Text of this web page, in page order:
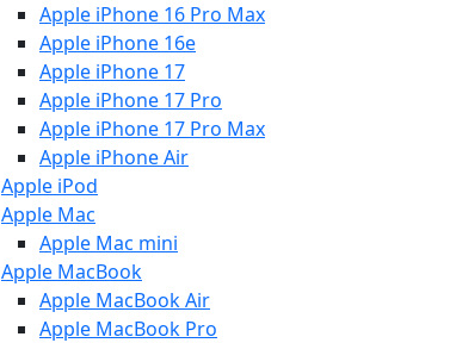
Apple iPhone 16 Pro Max
Apple iPhone 16e
Apple iPhone 17
Apple iPhone 17 Pro
Apple iPhone 17 Pro Max
Apple iPhone Air
Apple iPod
Apple Mac
Apple Mac mini
Apple MacBook
Apple MacBook Air
Apple MacBook Pro